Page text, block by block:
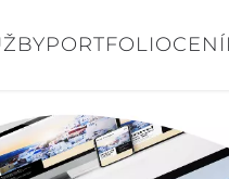
PORTFOLIO